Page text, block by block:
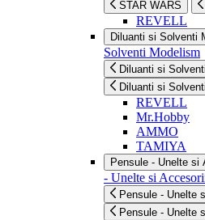
STAR WARS
REVELL
Diluanti si Solventi
Solventi Modelism
Diluanti si
Diluanti si
REVELL
Mr.Hobby
AMMO
TAMIYA
Pensule - Unelte si
- Unelte si
Pensule - Unelte
Pensule - Unelte